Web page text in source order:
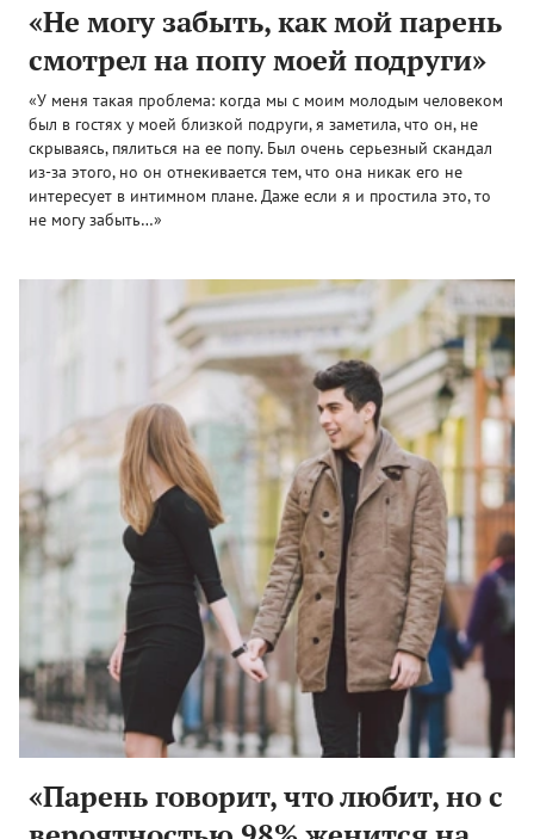
«Не могу забыть, как мой парень
смотрел на попу моей подруги»
«У меня такая проблема: когда мы с моим молодым человеком
был в гостях у моей близкой подруги, я заметила, что он, не
скрываясь, пялиться на ее попу. Был очень серьезный скандал
из-за этого, но он отнекивается тем, что она никак его не
интересует в интимном плане. Даже если я и простила это, то
не могу забыть…»
«Парень говорит, что любит, но с